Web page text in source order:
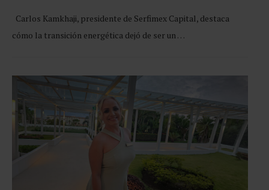
Carlos Kamkhaji, presidente de Serfimex Capital, destaca
cómo la transición energética dejó de ser un …